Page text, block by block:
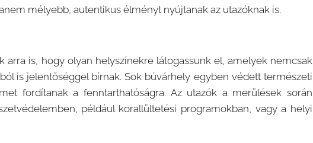
mélyebb, autentikus élményt nyújtanak az utazóknak is.
arra is, hogy olyan helyszínekre látogassunk el, amelyek nemcsak
is jelentőséggel bírnak. Sok búvárhely egyben védett természeti
fordítanak a fenntarthatóságra. Az utazók a merülések során
például korallültetési programokban, vagy a helyi